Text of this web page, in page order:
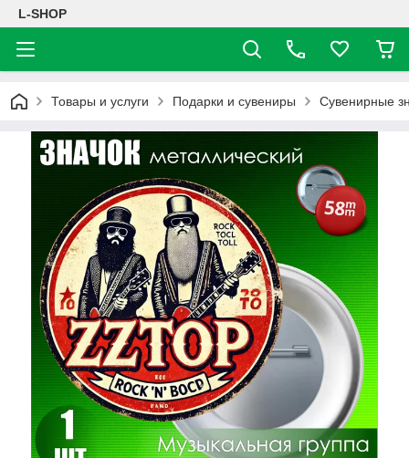
L-SHOP
Товары и услуги Подарки и сувениры Сувенирные